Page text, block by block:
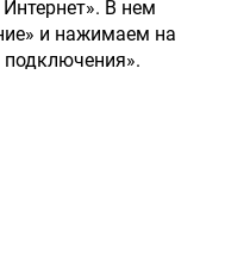
В нем
и нажимаем на
подключения».